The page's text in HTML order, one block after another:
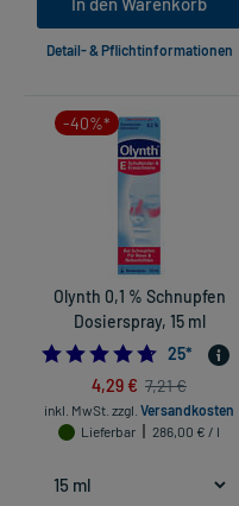
Detail- & Pflichtinformationen
-40%*
Olynth 0,1 % Schnupfen
Dosierspray, 15 ml
4.72
25*
4,29 € 7,21 €
inkl. MwSt. zzgl. Versandkosten
Lieferbar
286,00 € / l